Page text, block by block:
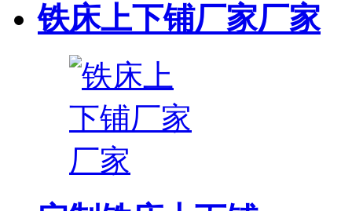
铁床上下铺厂家厂家